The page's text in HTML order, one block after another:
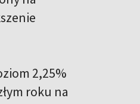
2,25%
roku na